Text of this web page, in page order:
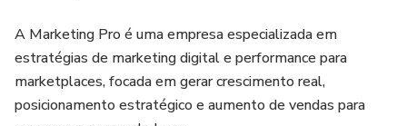
A Marketing Pro é uma empresa especializada em
estratégias de marketing digital e performance para
marketplaces, focada em gerar crescimento real,
posicionamento estratégico e aumento de vendas para